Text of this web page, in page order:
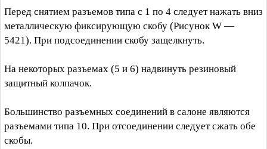
Перед снятием разъемов типа с 1 по 4 следует нажать вниз
металлическую фиксирующую скобу (Рисунок W —
5421). При подсоединении скобу защелкнуть.
На некоторых разъемах (5 и 6) надвинуть резиновый
защитный колпачок.
Большинство разъемных соединений в салоне являются
разъемами типа 10. При отсоединении следует сжать обе
скобы.